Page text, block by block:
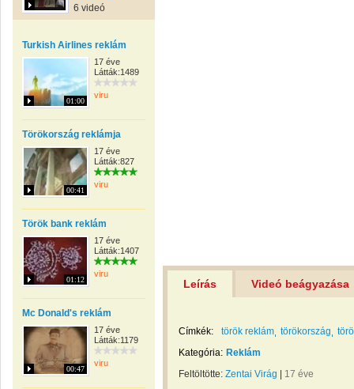
6 videó
Turkish Airlines reklám
01:00
17 éve
Látták:1489
viru
Törökország reklámja
00:41
17 éve
Látták:827
viru
Török bank reklám
01:12
17 éve
Látták:1407
viru
Mc Donald's reklám
00:47
17 éve
Látták:1179
viru
Leírás Videó beágyazása
Címkék: török reklám törökország
Kategória: Reklám
Feltöltötte: Zentai Virág
17 éve